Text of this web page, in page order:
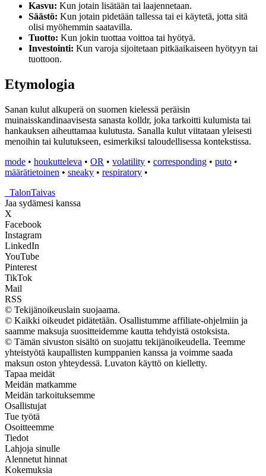
Kasvu: Kun jotain lisätään tai laajennetaan.
Säästö: Kun jotain pidetään tallessa tai ei käytetä, jotta sitä
olisi myöhemmin saatavilla.
Tuotto: Kun jokin tuottaa voittoa tai hyötyä.
Investointi: Kun varoja sijoitetaan pitkäaikaiseen hyötyyn tai
tuottoon.
Etymologia
Sanan kulut alkuperä on suomen kielessä peräisin
muinaisskandinaavisesta sanasta kolldr, joka tarkoitti kulumista tai
hankauksen aiheuttamaa kulutusta. Sanalla kulut viitataan yleisesti
menoihin tai kulutukseen, esimerkiksi taloudellisessa kontekstissa.
mode • houkutteleva • OR • volatility • corresponding • puto •
määrätietoinen • sneaky • respiratory •
TalonTaivas
Jaa sydämesi kanssa
X
Facebook
Instagram
LinkedIn
YouTube
Pinterest
TikTok
Mail
RSS
© Tekijänoikeuslain suojaama.
© Kaikki oikeudet pidätetään. Osallistumme affiliate-ohjelmiin ja
saamme maksuja suositteidemme kautta tehdyistä ostoksista.
© Tämän sivuston sisältö on suojattu tekijänoikeudella. Teemme
yhteistyötä kaupallisten kumppanien kanssa ja voimme saada
maksun oston yhteydessä. Luvaton käyttö on kielletty.
Tapaa meidät
Meidän matkamme
Meidän tarkoituksemme
Osallistujat
Tue työtä
Osoitteemme
Tiedot
Lahjoja sinulle
Alennetut hinnat
Kokemuksia